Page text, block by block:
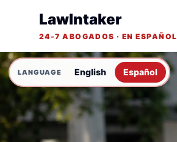
English Español
LawIntaker
24-7 ABOGADOS · EN ESPAÑOL